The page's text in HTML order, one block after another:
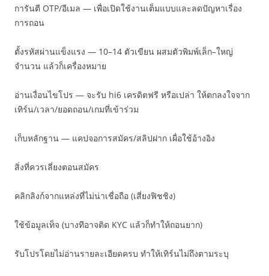
การันตี OTP/อีเมล — เพื่อเปิดใช้งานเต็มแบบและลดปัญหาเรื่อง
การถอน
ตั้งรหัสผ่านแข็งแรง — 10–14 ตัวเขียน ผสมตัวพิมพ์เล็ก–ใหญ่
จำนวน แล้วก็เครื่องหมาย
อ่านเงื่อนไขโปร — จะรับ hi6 เครดิตฟรี หรือเปล่า ให้ตกลงใจจาก
เทิร์น/เวลา/ยอดถอน/เกมที่เข้าร่วม
เก็บหลักฐาน — แคปจอการสมัคร/สลิปฝาก เผื่อใช้อ้างอิง
สิ่งที่ควรเลี่ยงตอนสมัคร
คลิกลิงก์จากแหล่งที่ไม่น่าเชื่อถือ (เสี่ยงฟิชชิง)
ใช้ข้อมูลเท็จ (บางทีอาจติด KYC แล้วก็ทำให้ถอนยาก)
รับโปรโดยไม่อ่านรายละเอียดครบ ทำให้เทิร์นไม่ถึงตามระบุ